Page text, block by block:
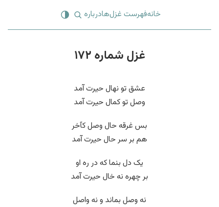
خانهفهرست غزل‌هادرباره
غزل شماره ۱۷۲
عشق تو نهال حیرت آمد
وصل تو کمال حیرت آمد
بس غرقه حال وصل کآخر
هم بر سر حال حیرت آمد
یک دل بنما که در ره او
بر چهره نه خال حیرت آمد
نه وصل بماند و نه واصل